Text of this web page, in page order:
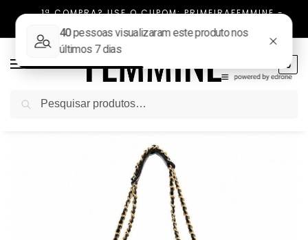
1ª COMPRA? USE O CUPOM: PRIMEIRAFEMMINE -
0
Início / NOVIDADES / Bolsa saco hobo insp Chanel 22 couro original Preta